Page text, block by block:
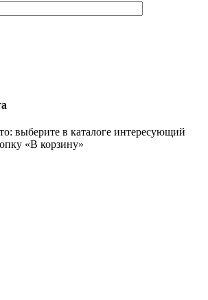
выберите в каталоге интересующий
«В корзину»